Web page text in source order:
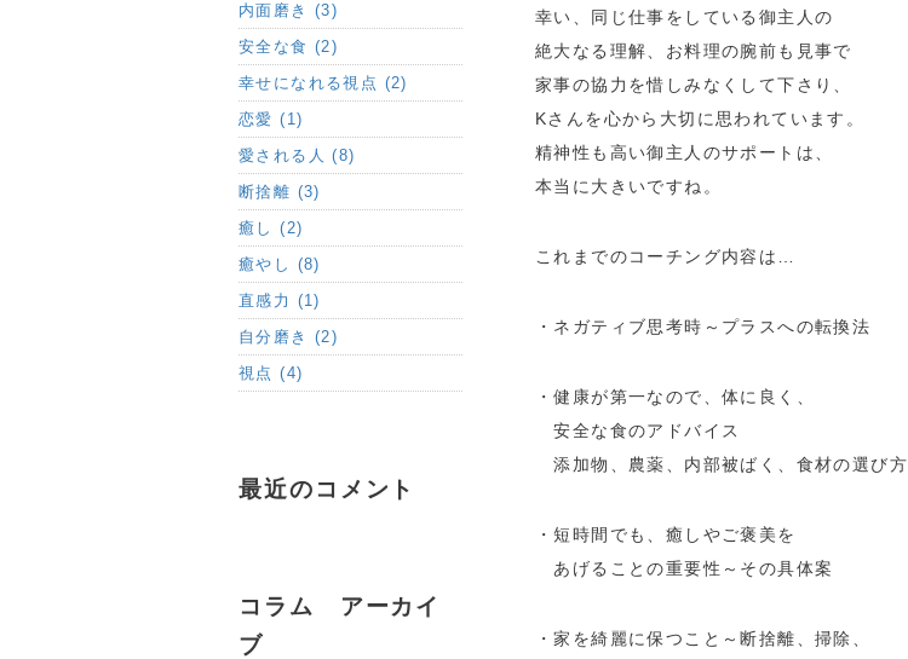
幸い、同じ仕事をしている御主人の
絶大なる理解、お料理の腕前も見事で
家事の協力を惜しみなくして下さり、
Kさんを心から大切に思われています。
精神性も高い御主人のサポートは、
本当に大きいですね。
これまでのコーチング内容は…
・ネガティブ思考時～プラスへの転換法
・健康が第一なので、体に良く、
安全な食のアドバイス
添加物、農薬、内部被ばく、食材の選び方
・短時間でも、癒しやご褒美を
あげることの重要性～その具体案
・家を綺麗に保つこと～断捨離、掃除、
内面磨き (3)
安全な食 (2)
幸せになれる視点 (2)
恋愛 (1)
愛される人 (8)
断捨離 (3)
癒し (2)
癒やし (8)
直感力 (1)
自分磨き (2)
視点 (4)
最近のコメント
コラム アーカイ
ブ